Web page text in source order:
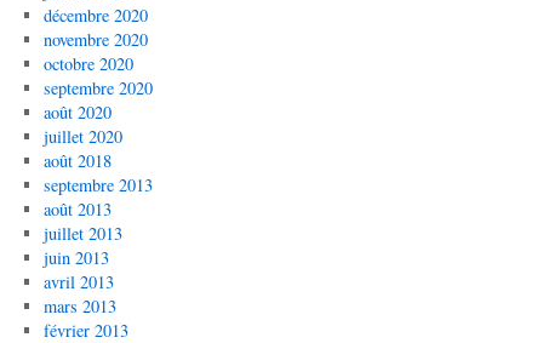
décembre 2020
novembre 2020
octobre 2020
septembre 2020
août 2020
juillet 2020
août 2018
septembre 2013
août 2013
juillet 2013
juin 2013
avril 2013
mars 2013
février 2013